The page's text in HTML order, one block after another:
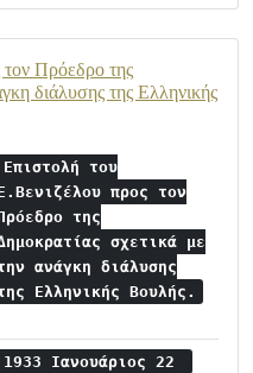
Πρόεδρο της
διάλυσης της Ελληνικής
Επιστολή του
προς τον
της
σχετικά με
ανάγκη διάλυσης
Ελληνικής Βουλής.
1933 Ιανουάριος 22